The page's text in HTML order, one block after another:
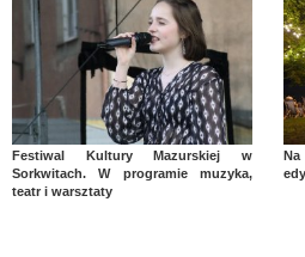
Festiwal Kultury Mazurskiej w
Sorkwitach. W programie muzyka,
teatr i warsztaty